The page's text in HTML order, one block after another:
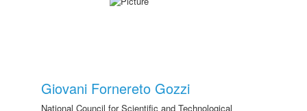
Giovani Fornereto Gozzi
National Council for Scientific and Technological